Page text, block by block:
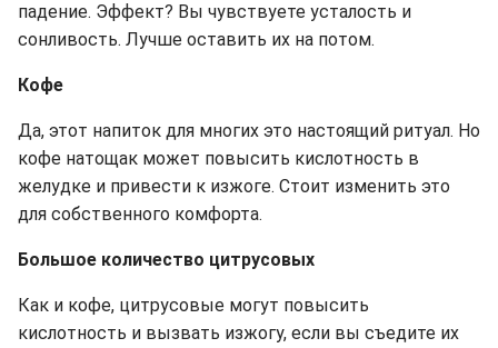
падение. Эффект? Вы чувствуете усталость и
сонливость. Лучше оставить их на потом.
Кофе
Да, этот напиток для многих это настоящий ритуал. Но
кофе натощак может повысить кислотность в
желудке и привести к изжоге. Стоит изменить это
для собственного комфорта.
Большое количество цитрусовых
Как и кофе, цитрусовые могут повысить
кислотность и вызвать изжогу, если вы съедите их